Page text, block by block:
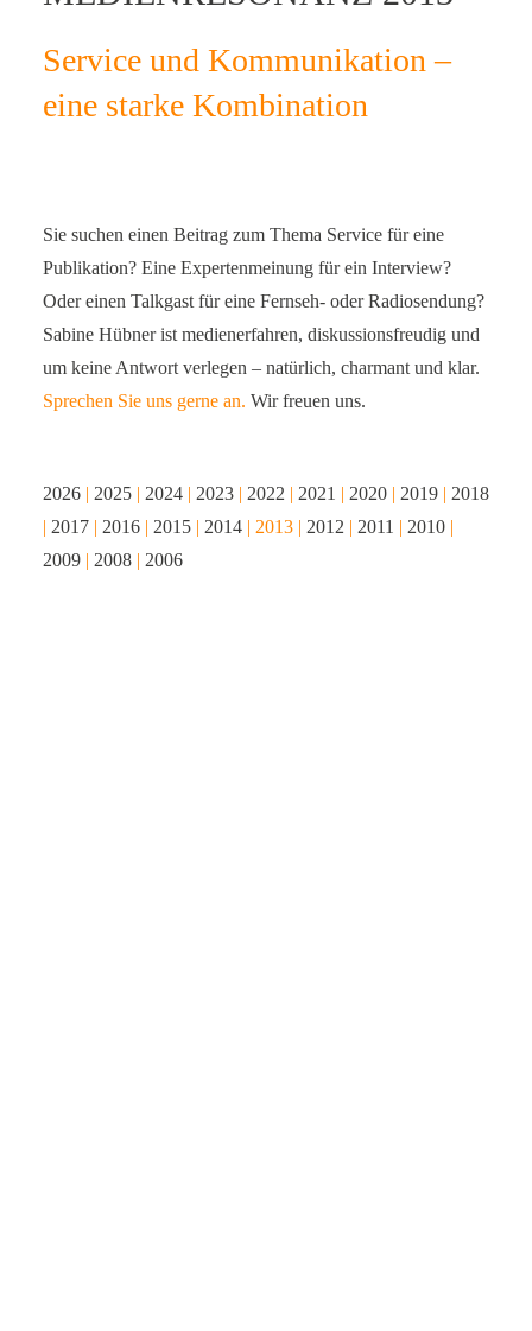
SERVICE-BLOG
BÜCHER
Service und Kommunikation –
eine starke Kombination
Sie suchen einen Beitrag zum Thema Service für eine
Publikation? Eine Expertenmeinung für ein Interview?
Oder einen Talkgast für eine Fernseh- oder Radiosendung?
Sabine Hübner ist medienerfahren, diskussionsfreudig und
um keine Antwort verlegen – natürlich, charmant und klar.
Sprechen Sie uns gerne an. Wir freuen uns.
2026 | 2025 | 2024 | 2023 | 2022 | 2021 | 2020 | 2019 | 2018
| 2017 | 2016 | 2015 | 2014 | 2013 | 2012 | 2011 | 2010 |
2009 | 2008 | 2006